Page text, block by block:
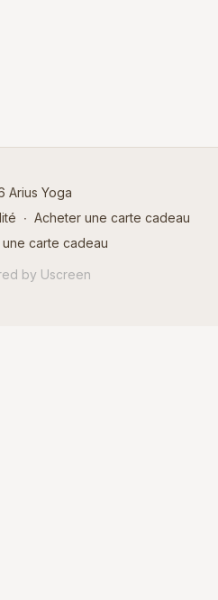
Arius Yoga
∙ Acheter une carte cadeau
une carte cadeau
by Uscreen